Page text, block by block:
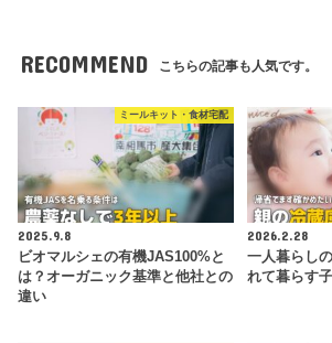
RECOMMEND こちらの記事も人気です。
ミールキット・食材宅配
2025.9.8
ビオマルシェの有機JAS100%と
は？オーガニック基準と他社との
違い
2026.2.28
一人暮らし
れて暮らす